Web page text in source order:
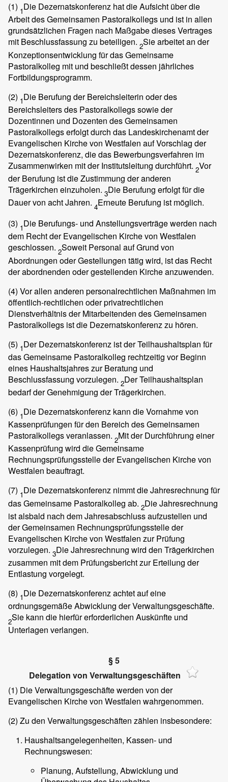
(1) 1Die Dezernatskonferenz hat die Aufsicht über die
Arbeit des Gemeinsamen Pastoralkollegs und ist in allen
grundsätzlichen Fragen nach Maßgabe dieses Vertrages
mit Beschlussfassung zu beteiligen. 2Sie arbeitet an der
Konzeptionsentwicklung für das Gemeinsame
Pastoralkolleg mit und beschließt dessen jährliches
Fortbildungsprogramm.
(2) 1Die Berufung der Bereichsleiterin oder des
Bereichsleiters des Pastoralkollegs sowie der
Dozentinnen und Dozenten des Gemeinsamen
Pastoralkollegs erfolgt durch das Landeskirchenamt der
Evangelischen Kirche von Westfalen auf Vorschlag der
Dezernatskonferenz, die das Bewerbungsverfahren im
Zusammenwirken mit der Institutsleitung durchführt. 2Vor
der Berufung ist die Zustimmung der anderen
Trägerkirchen einzuholen. 3Die Berufung erfolgt für die
Dauer von acht Jahren. 4Erneute Berufung ist möglich.
(3) 1Die Berufungs- und Anstellungsverträge werden nach
dem Recht der Evangelischen Kirche von Westfalen
geschlossen. 2Soweit Personal auf Grund von
Abordnungen oder Gestellungen tätig wird, ist das Recht
der abordnenden oder gestellenden Kirche anzuwenden.
(4) Vor allen anderen personalrechtlichen Maßnahmen im
öffentlich-rechtlichen oder privatrechtlichen
Dienstverhältnis der Mitarbeitenden des Gemeinsamen
Pastoralkollegs ist die Dezernatskonferenz zu hören.
(5) 1Der Dezernatskonferenz ist der Teilhaushaltsplan für
das Gemeinsame Pastoralkolleg rechtzeitig vor Beginn
eines Haushaltsjahres zur Beratung und
Beschlussfassung vorzulegen. 2Der Teilhaushaltsplan
bedarf der Genehmigung der Trägerkirchen.
(6) 1Die Dezernatskonferenz kann die Vornahme von
Kassenprüfungen für den Bereich des Gemeinsamen
Pastoralkollegs veranlassen. 2Mit der Durchführung einer
Kassenprüfung wird die Gemeinsame
Rechnungsprüfungsstelle der Evangelischen Kirche von
Westfalen beauftragt.
(7) 1Die Dezernatskonferenz nimmt die Jahresrechnung für
das Gemeinsame Pastoralkolleg ab. 2Die Jahresrechnung
ist alsbald nach dem Jahresabschluss aufzustellen und
der Gemeinsamen Rechnungsprüfungsstelle der
Evangelischen Kirche von Westfalen zur Prüfung
vorzulegen. 3Die Jahresrechnung wird den Trägerkirchen
zusammen mit dem Prüfungsbericht zur Erteilung der
Entlastung vorgelegt.
(8) 1Die Dezernatskonferenz achtet auf eine
ordnungsgemäße Abwicklung der Verwaltungsgeschäfte.
2Sie kann die hierfür erforderlichen Auskünfte und
Unterlagen verlangen.
§ 5
Delegation von Verwaltungsgeschäften
(1) Die Verwaltungsgeschäfte werden von der
Evangelischen Kirche von Westfalen wahrgenommen.
(2) Zu den Verwaltungsgeschäften zählen insbesondere:
Haushaltsangelegenheiten, Kassen- und
Rechnungswesen:
Planung, Aufstellung, Abwicklung und